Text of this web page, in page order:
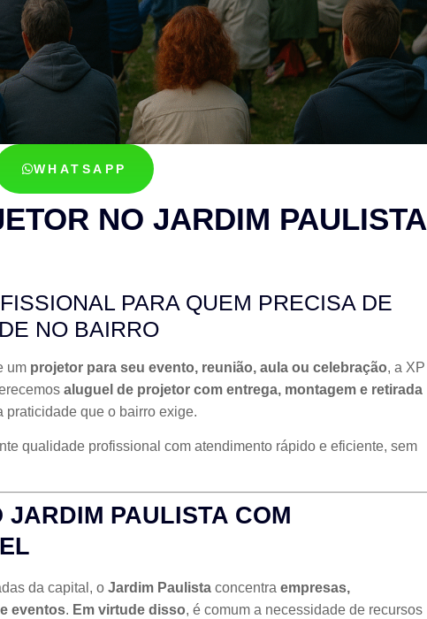
WHATSAPP
NO JARDIM PAULISTA
PARA QUEM PRECISA DE
NO BAIRRO
um projetor para seu evento, reunião, aula ou celebração, a XP
aluguel de projetor com entrega, montagem e retirada
praticidade que o bairro exige.
qualidade profissional com atendimento rápido e eficiente, sem
PAULISTA COM
da capital, o Jardim Paulista concentra empresas,
eventos. Em virtude disso, é comum a necessidade de recursos